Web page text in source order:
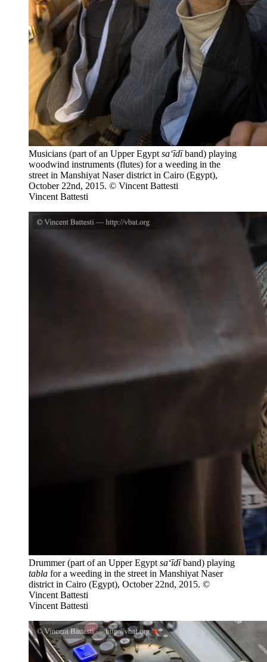
Musicians (part of an Upper Egyptsa‘īdīband) playing
woodwind instruments (flutes) for a weeding in the
street in Manshiyat Naser district in Cairo (Egypt),
October 22nd, 2015. © Vincent Battesti
Vincent Battesti
Drummer (part of an Upper Egyptsa‘īdīband) playing
tabla for a weeding in the street in Manshiyat Naser
district in Cairo (Egypt), October 22nd, 2015. ©
Vincent Battesti
Vincent Battesti